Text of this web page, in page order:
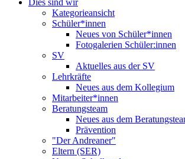
Kategorieansicht
Schüler*innen
Neues von Schüler*innen
Fotogalerien Schüler:innen
SV
Aktuelles aus der SV
Lehrkräfte
Neues aus dem Kollegium
Mitarbeiter*innen
Beratungsteam
Neues aus dem
Prävention
"Der Andreaner"
Eltern (SER)